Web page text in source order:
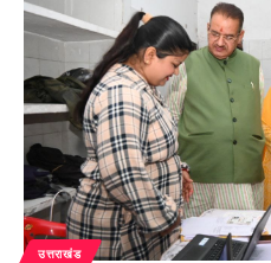
उत्तराखंड